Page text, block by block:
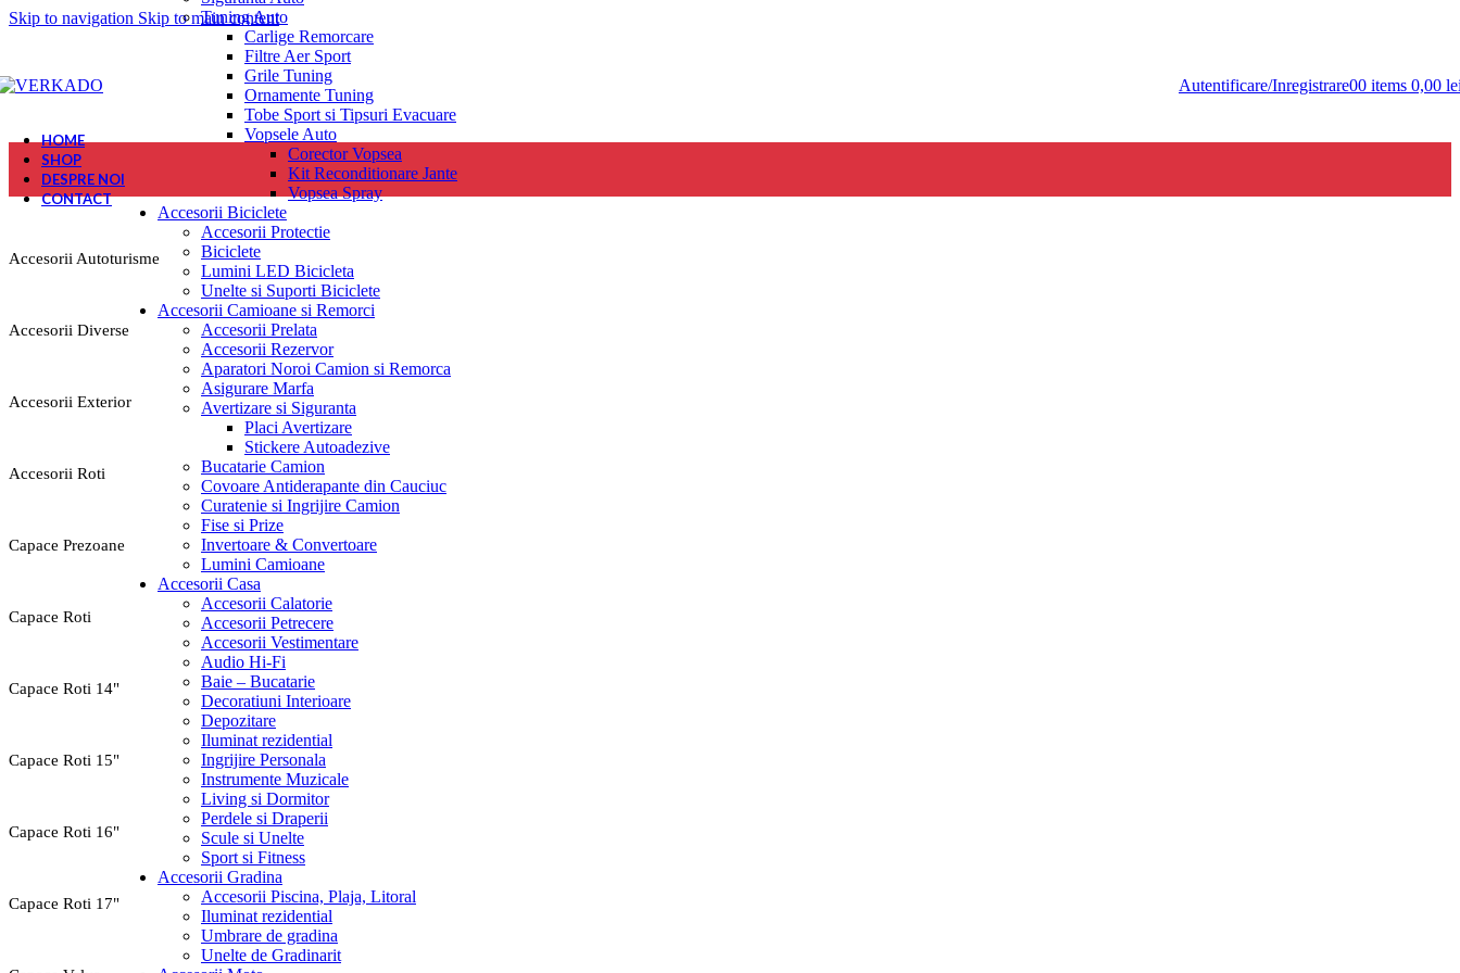
Skip to navigation Skip to main content
Tuning Auto
Carlige Remorcare
Filtre Aer Sport
Grile Tuning
Ornamente Tuning
Tobe Sport si Tipsuri Evacuare
Vopsele Auto
Corector Vopsea
Kit Reconditionare Jante
Vopsea Spray
Accesorii Biciclete
Accesorii Protectie
Biciclete
Lumini LED Bicicleta
Unelte si Suporti Biciclete
Accesorii Camioane si Remorci
Accesorii Prelata
Accesorii Rezervor
Aparatori Noroi Camion si Remorca
Asigurare Marfa
Avertizare si Siguranta
Placi Avertizare
Stickere Autoadezive
Bucatarie Camion
Covoare Antiderapante din Cauciuc
Curatenie si Ingrijire Camion
Fise si Prize
Invertoare & Convertoare
Lumini Camioane
Accesorii Casa
Accesorii Calatorie
Accesorii Petrecere
Accesorii Vestimentare
Audio Hi-Fi
Baie – Bucatarie
Decoratiuni Interioare
Depozitare
Iluminat rezidential
Ingrijire Personala
Instrumente Muzicale
Living si Dormitor
Perdele si Draperii
Scule si Unelte
Sport si Fitness
Accesorii Gradina
Accesorii Piscina, Plaja, Litoral
Iluminat rezidential
Umbrare de gradina
Unelte de Gradinarit
Autentificare/Inregistrare00 items 0,00
HOME
SHOP
DESPRE NOI
CONTACT
Accesorii Autoturisme
Accesorii Diverse
Accesorii Exterior
Accesorii Roti
Capace Prezoane
Capace Roti
Capace Roti 14"
Capace Roti 15"
Capace Roti 16"
Capace Roti 17"